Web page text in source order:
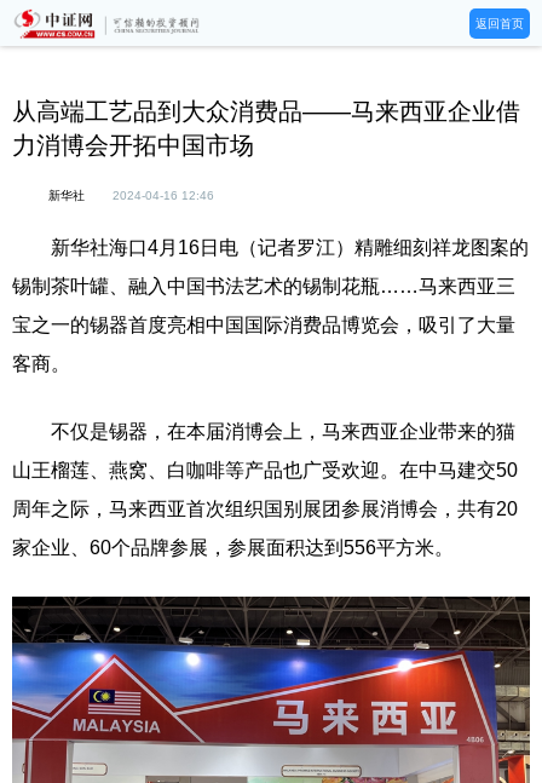
返回首页
从高端工艺品到大众消费品——马来西亚企业借
力消博会开拓中国市场
新华社 2024-04-16 12:46
新华社海口4月16日电（记者罗江）精雕细刻祥龙图案的
锡制茶叶罐、融入中国书法艺术的锡制花瓶……马来西亚三
宝之一的锡器首度亮相中国国际消费品博览会，吸引了大量
客商。
不仅是锡器，在本届消博会上，马来西亚企业带来的猫
山王榴莲、燕窝、白咖啡等产品也广受欢迎。在中马建交50
周年之际，马来西亚首次组织国别展团参展消博会，共有20
家企业、60个品牌参展，参展面积达到556平方米。